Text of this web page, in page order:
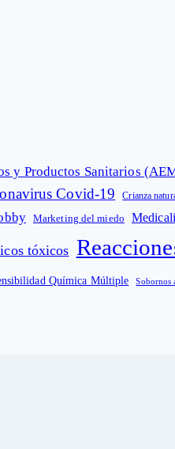
y Productos Sanitarios
Covid-19 Crianza
Marketing del miedo
tóxicos
Química Múltiple Sobornos